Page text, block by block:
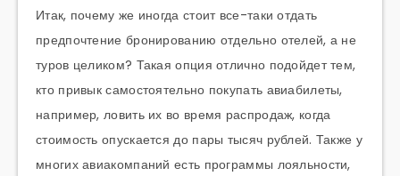
Итак, почему же иногда стоит все-таки отдать
предпочтение бронированию отдельно отелей, а не
туров целиком? Такая опция отлично подойдет тем,
кто привык самостоятельно покупать авиабилеты,
например, ловить их во время распродаж, когда
стоимость опускается до пары тысяч рублей. Также у
многих авиакомпаний есть программы лояльности,